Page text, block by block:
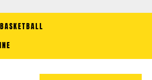
BASKETBALL